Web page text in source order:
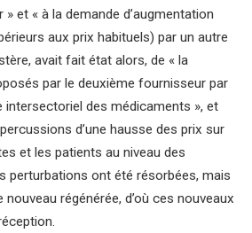
et « à la demande d’augmentation
aux prix habituels) par un autre
avait fait état alors, de « la
par le deuxième fournisseur par
des médicaments », et
d’une hausse des prix sur
et les patients au niveau des
perturbations ont été résorbées, mais
nouveau régénérée, d’où ces nouveaux